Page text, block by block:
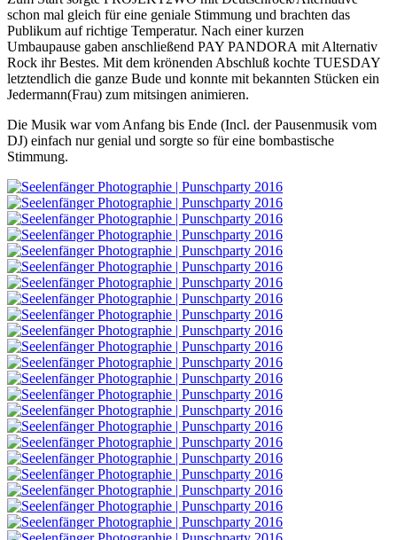
schon mal gleich für eine geniale Stimmung und brachten das
Publikum auf richtige Temperatur. Nach einer kurzen
Umbaupause gaben anschließend PAY PANDORA mit Alternativ
Rock ihr Bestes. Mit dem krönenden Abschluß kochte TUESDAY
letztendlich die ganze Bude und konnte mit bekannten Stücken ein
Jedermann(Frau) zum mitsingen animieren.
Die Musik war vom Anfang bis Ende (Incl. der Pausenmusik vom
DJ) einfach nur genial und sorgte so für eine bombastische
Stimmung.